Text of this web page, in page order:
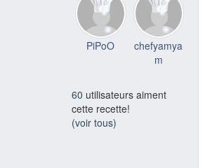
PiPoO
chefyamya
m
60 utilisateurs aiment
cette recette!
(voir tous)